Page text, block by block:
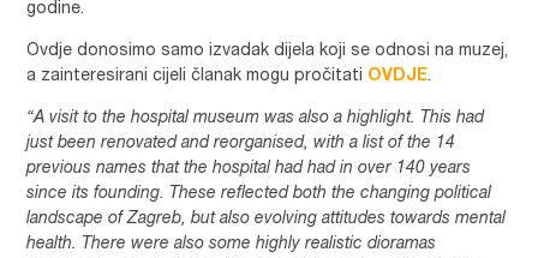
godine.
Ovdje donosimo samo izvadak dijela koji se odnosi na muzej,
a zainteresirani cijeli članak mogu pročitati OVDJE.
“A visit to the hospital museum was also a highlight. This had
just been renovated and reorganised, with a list of the 14
previous names that the hospital had had in over 140 years
since its founding. These reflected both the changing political
landscape of Zagreb, but also evolving attitudes towards mental
health. There were also some highly realistic dioramas